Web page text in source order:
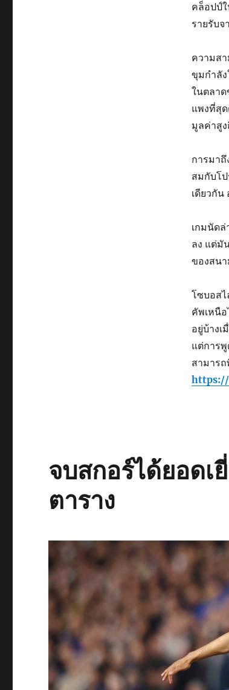
คล็อปป์
รายรับ
ความส
ขุมกำลัง
ในตลา
แพงที่สุ
มูลค่าสู
การมา
สมกับโ
เดียวกั
เกมนัดล่
ลง แต่มั
ของสน
โซบอสไ
คัพเหนื
อยู่บ้าง
แต่การ
สามาร
จบสกอร์ได้ยอดเ
ตาราง